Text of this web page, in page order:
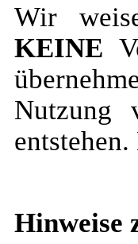
Wir
KEINE
Nutzung
Hinweise